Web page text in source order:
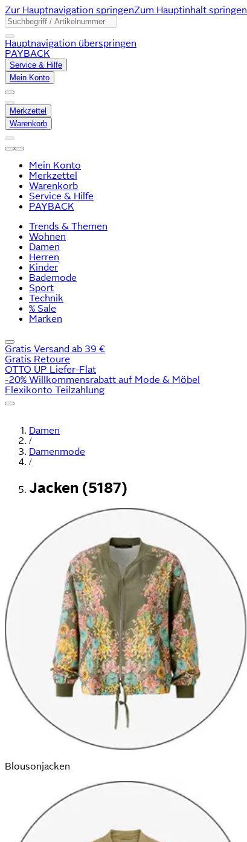
Zur Hauptnavigation springenZum Hauptinhalt springen
Hauptnavigation überspringen
PAYBACK
Service & Hilfe
Mein Konto
Merkzettel
Warenkorb
Mein Konto
Merkzettel
Warenkorb
Service & Hilfe
PAYBACK
Trends & Themen
Wohnen
Damen
Herren
Kinder
Bademode
Sport
Technik
% Sale
Marken
Gratis Versand ab 39 €
Gratis Retoure
OTTO UP Liefer-Flat
-20% Willkommensrabatt auf Mode & Möbel
Flexikonto Teilzahlung
Damen
/
Damenmode
/
Jacken (5187)
Blousonjacken